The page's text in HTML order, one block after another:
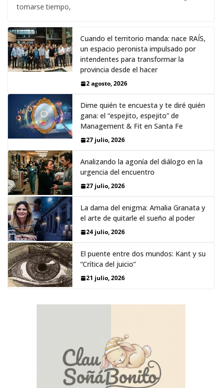
tomarse tiempo,
Cuando el territorio manda: nace RAÍS,
un espacio peronista impulsado por
intendentes para transformar la
provincia desde el hacer
2 agosto, 2026
Dime quién te encuesta y te diré quién
gana: el “espejito, espejito” de
Management & Fit en Santa Fe
27 julio, 2026
Analizando la agonía del diálogo en la
urgencia del encuentro
27 julio, 2026
La dama del enigma: Amalia Granata y
el arte de quitarle el sueño al poder
24 julio, 2026
El puente entre dos mundos: Kant y su
“Crítica del juicio”
21 julio, 2026